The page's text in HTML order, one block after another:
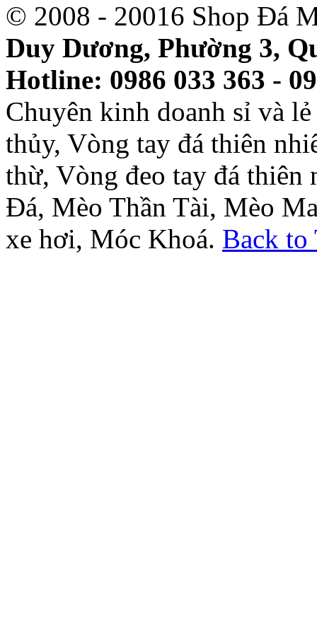
© 2008 - 20016 Shop Đá
Duy Dương, Phường 3,
Hotline: 0986 033 363 -
Chuyên kinh doanh sỉ và
thủy, Vòng tay đá thiên
thừ, Vòng đeo tay đá thiên
Đá, Mèo Thần Tài, Mèo
xe hơi, Móc Khoá. Back to